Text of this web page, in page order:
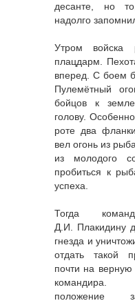
десанте, но
надолго
Утром войска
плацдарм.
вперед. С боем
Пулемётный
бойцов к
голову.
роте два
вел огонь из
из молодого
пробиться к
успеха.
Тогда
Д.И. Плакидину
гнезда и
отдать такой
почти на верную
командира.
положение